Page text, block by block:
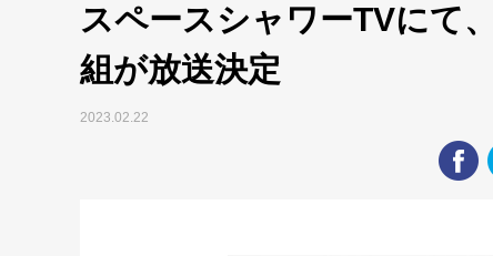
スペースシャワーTVにて
組が放送決定
2023.02.22